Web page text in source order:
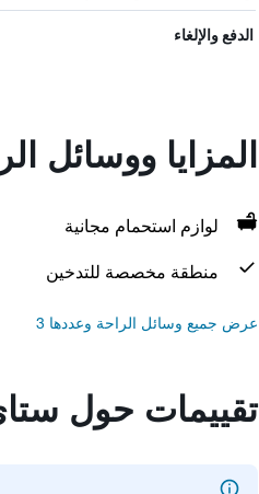
الدفع والإلغاء
المزايا
لوازم استحمام مجانية
منطقة مخصصة للتدخين
عرض جميع وسائل الراحة وعددها 3
تقييمات حول